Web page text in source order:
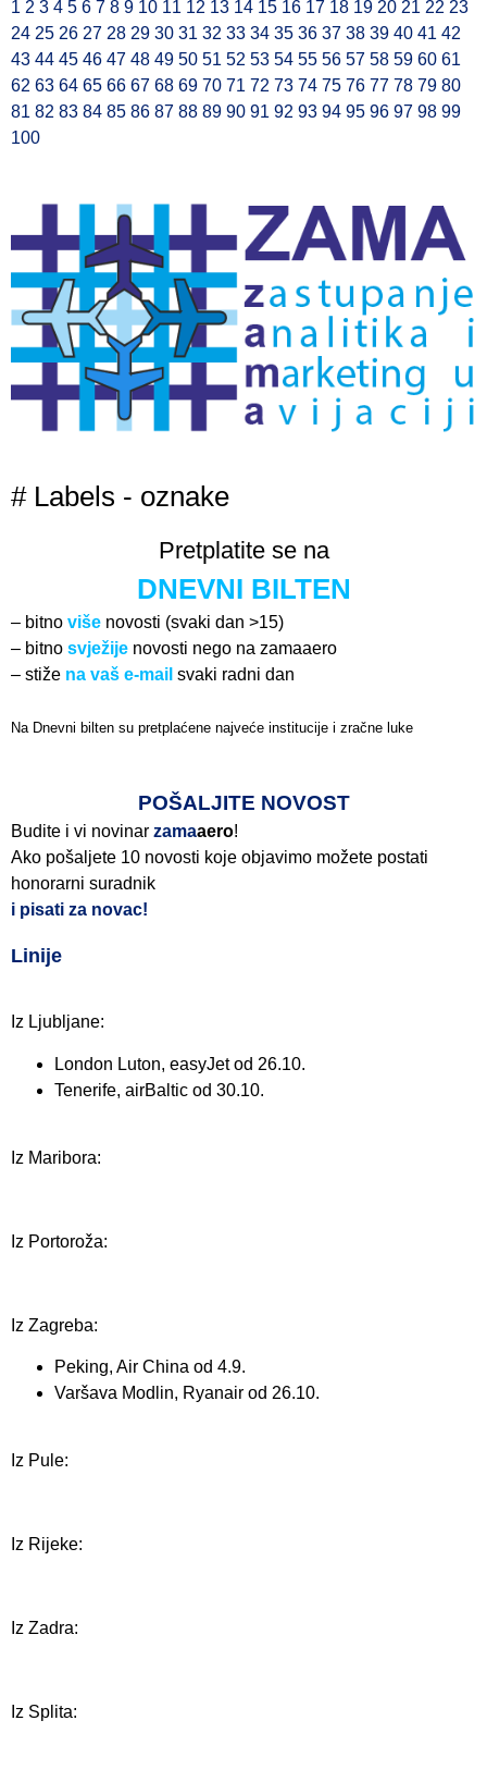
1 2 3 4 5 6 7 8 9 10 11 12 13 14 15 16 17 18 19 20 21 22 23
24 25 26 27 28 29 30 31 32 33 34 35 36 37 38 39 40 41 42
43 44 45 46 47 48 49 50 51 52 53 54 55 56 57 58 59 60 61
62 63 64 65 66 67 68 69 70 71 72 73 74 75 76 77 78 79 80
81 82 83 84 85 86 87 88 89 90 91 92 93 94 95 96 97 98 99
100
# Labels - oznake
Pretplatite se na
DNEVNI BILTEN
– bitno više novosti (svaki dan >15)
– bitno svježije novosti nego na zamaaero
– stiže na vaš e-mail svaki radni dan
Na Dnevni bilten su pretplaćene najveće institucije i zračne luke
POŠALJITE NOVOST
Budite i vi novinar zamaaero!
Ako pošaljete 10 novosti koje objavimo možete postati
honorarni suradnik
i pisati za novac!
Linije
Iz Ljubljane:
London Luton, easyJet od 26.10.
Tenerife, airBaltic od 30.10.
Iz Maribora:
Iz Portoroža:
Iz Zagreba:
Peking, Air China od 4.9.
Varšava Modlin, Ryanair od 26.10.
Iz Pule:
Iz Rijeke:
Iz Zadra:
Iz Splita: